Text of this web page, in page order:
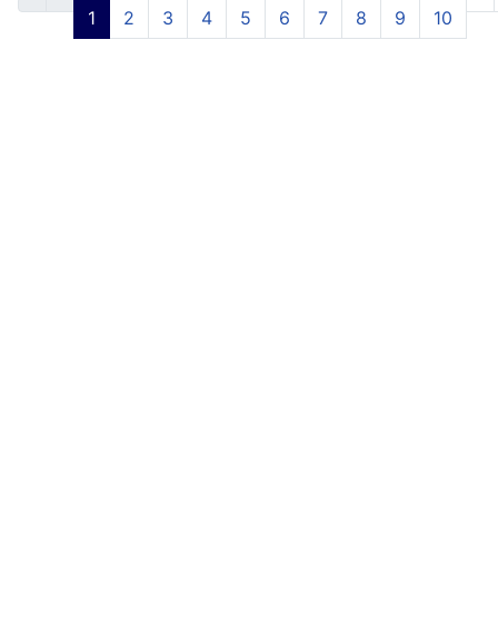
1 2 3 4 5 6 7 8 9 10